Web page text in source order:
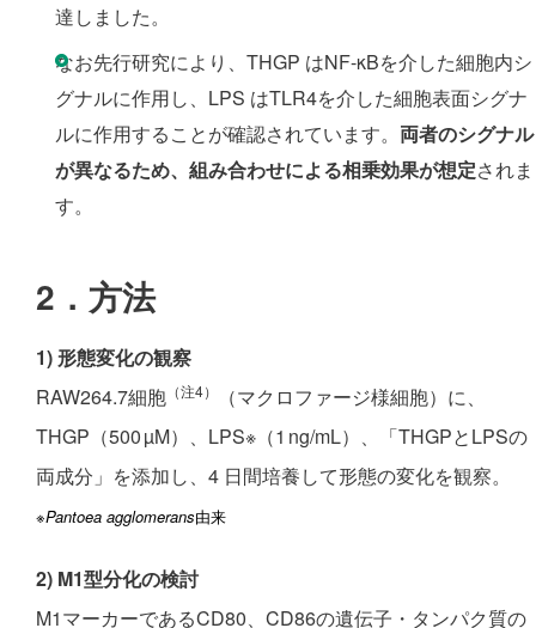
達しました。
なお先行研究により、THGP はNF-κBを介した細胞内シ
グナルに作用し、LPS はTLR4を介した細胞表面シグナ
ルに作用することが確認されています。 両者のシグナル
が異なるため、組み合わせによる相乗効果が想定されま
す。
2．方法
1) 形態変化の観察
RAW264.7細胞 （注4）
（マクロファージ様細胞）に、
THGP（500 µM）、LPS※（1 ng/mL）、「THGPとLPSの
両成分」を添加し、4 日間培養して形態の変化を観察。
※Pantoea agglomerans由来
2) M1型分化の検討
M1マーカーであるCD80、CD86の遺伝子・タンパク質の